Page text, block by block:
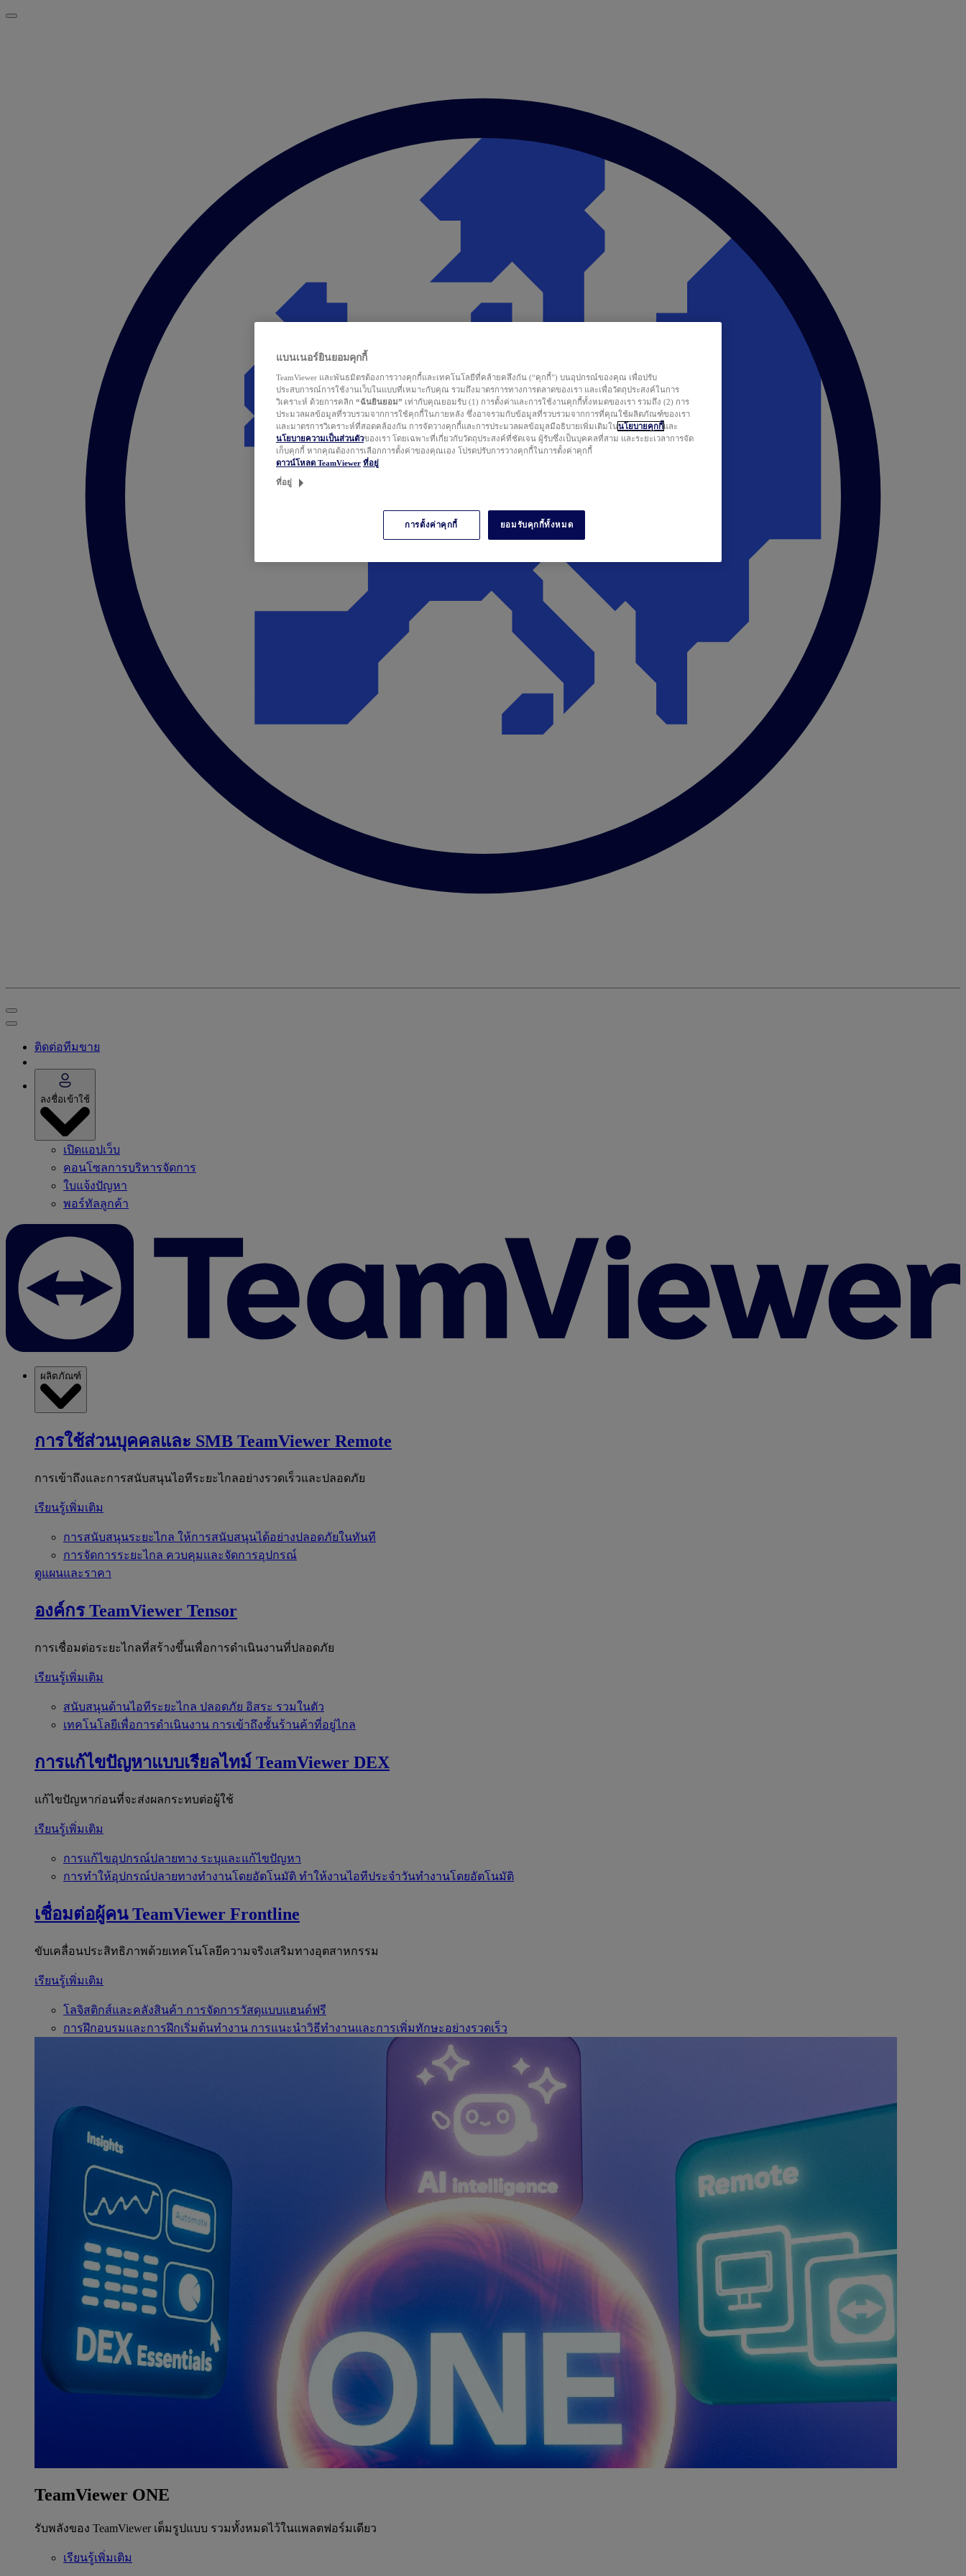
ติดต่อทีมขาย
ลงชื่อเข้าใช้
เปิดแอปเว็บ
คอนโซลการบริหารจัดการ
ใบแจ้งปัญหา
พอร์ทัลลูกค้า
ผลิตภัณฑ์
การใช้ส่วนบุคคลและ SMB TeamViewer Remote
การเข้าถึงและการสนับสนุนไอทีระยะไกลอย่างรวดเร็วและปลอดภัย
เรียนรู้เพิ่มเติม
การสนับสนุนระยะไกล ให้การสนับสนุนได้อย่างปลอดภัยในทันที
การจัดการระยะไกล ควบคุมและจัดการอุปกรณ์
ดูแผนและราคา
องค์กร TeamViewer Tensor
การเชื่อมต่อระยะไกลที่สร้างขึ้นเพื่อการดำเนินงานที่ปลอดภัย
เรียนรู้เพิ่มเติม
สนับสนุนด้านไอทีระยะไกล ปลอดภัย อิสระ รวมในตัว
เทคโนโลยีเพื่อการดำเนินงาน การเข้าถึงชั้นร้านค้าที่อยู่ไกล
การแก้ไขปัญหาแบบเรียลไทม์ TeamViewer DEX
แก้ไขปัญหาก่อนที่จะส่งผลกระทบต่อผู้ใช้
เรียนรู้เพิ่มเติม
การแก้ไขอุปกรณ์ปลายทาง ระบุและแก้ไขปัญหา
การทำให้อุปกรณ์ปลายทางทำงานโดยอัตโนมัติ ทำให้งานไอทีประจำวันทำงานโดยอัตโนมัติ
เชื่อมต่อผู้คน TeamViewer Frontline
ขับเคลื่อนประสิทธิภาพด้วยเทคโนโลยีความจริงเสริมทางอุตสาหกรรม
เรียนรู้เพิ่มเติม
โลจิสติกส์และคลังสินค้า การจัดการวัสดุแบบแฮนด์ฟรี
การฝึกอบรมและการฝึกเริ่มต้นทำงาน การแนะนำวิธีทำงานและการเพิ่มทักษะอย่างรวดเร็ว
TeamViewer ONE
รับพลังของ TeamViewer เต็มรูปแบบ รวมทั้งหมดไว้ในแพลตฟอร์มเดียว
เรียนรู้เพิ่มเติม
แบนเนอร์ยินยอมคุกกี้
TeamViewer และพันธมิตรต้องการวางคุกกี้และเทคโนโลยีที่คล้ายคลึงกัน (“คุกกี้”) บนอุปกรณ์ของคุณ เพื่อปรับ
ประสบการณ์การใช้งานเว็บในแบบที่เหมาะกับคุณ รวมถึงมาตรการทางการตลาดของเรา และเพื่อวัตถุประสงค์ในการ
วิเคราะห์ ด้วยการคลิก “ฉันยินยอม” เท่ากับคุณยอมรับ (1) การตั้งค่าและการใช้งานคุกกี้ทั้งหมดของเรา รวมถึง (2) การ
ประมวลผลข้อมูลที่รวบรวมจากการใช้คุกกี้ในภายหลัง ซึ่งอาจรวมกับข้อมูลที่รวบรวมจากการที่คุณใช้ผลิตภัณฑ์ของเรา
และมาตรการวิเคราะห์ที่สอดคล้องกัน การจัดวางคุกกี้และการประมวลผลข้อมูลมีอธิบายเพิ่มเติมในนโยบายคุกกี้และ
นโยบายความเป็นส่วนตัวของเรา โดยเฉพาะที่เกี่ยวกับวัตถุประสงค์ที่ชัดเจน ผู้รับซึ่งเป็นบุคคลที่สาม และระยะเวลาการจัด
เก็บคุกกี้ หากคุณต้องการเลือกการตั้งค่าของคุณเอง โปรดปรับการวางคุกกี้ในการตั้งค่าคุกกี้
ดาวน์โหลด TeamViewer ที่อยู่
ที่อยู่
การตั้งค่าคุกกี้ ยอมรับคุกกี้ทั้งหมด